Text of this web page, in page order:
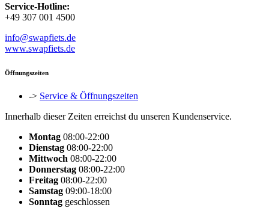
Service-Hotline:
+49 307 001 4500
info@swapfiets.de
www.swapfiets.de
Öffnungszeiten
-> Service & Öffnungszeiten
Innerhalb dieser Zeiten erreichst du unseren Kundenservice.
Montag 08:00-22:00
Dienstag 08:00-22:00
Mittwoch 08:00-22:00
Donnerstag 08:00-22:00
Freitag 08:00-22:00
Samstag 09:00-18:00
Sonntag geschlossen